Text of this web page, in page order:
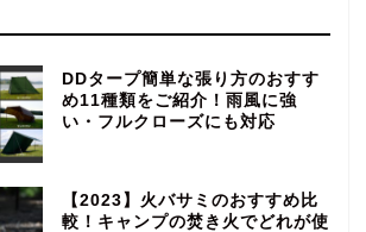
DDタープ簡単な張り方のおすす
め11種類をご紹介！雨風に強
い・フルクローズにも対応
【2023】火バサミのおすすめ比
較！キャンプの焚き火でどれが使